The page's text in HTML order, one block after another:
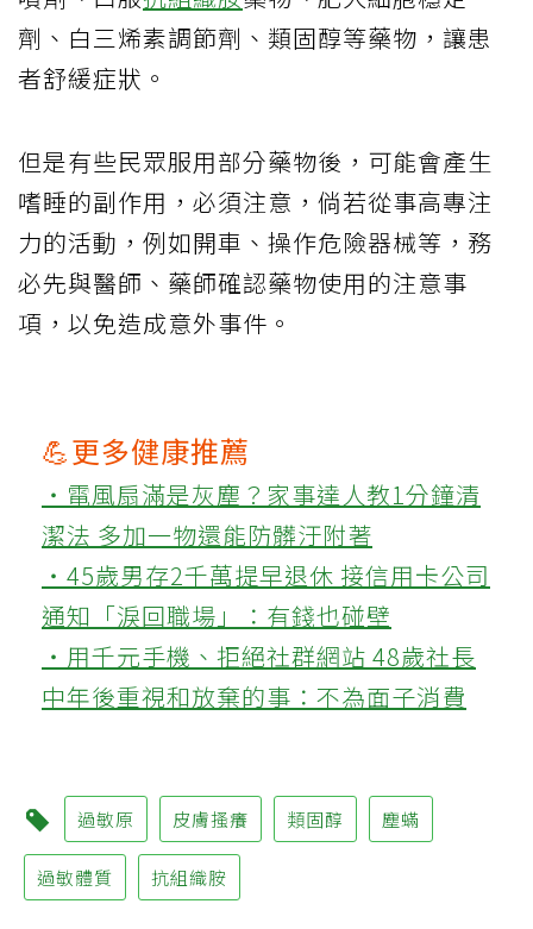
劑、白三烯素調節劑、類固醇等藥物，讓患
者舒緩症狀。
但是有些民眾服用部分藥物後，可能會產生
嗜睡的副作用，必須注意，倘若從事高專注
力的活動，例如開車、操作危險器械等，務
必先與醫師、藥師確認藥物使用的注意事
項，以免造成意外事件。
💪更多健康推薦
‧電風扇滿是灰塵？家事達人教1分鐘清
潔法 多加一物還能防髒汙附著
‧45歲男存2千萬提早退休 接信用卡公司
通知「淚回職場」：有錢也碰壁
‧用千元手機、拒絕社群網站 48歲社長
中年後重視和放棄的事：不為面子消費
過敏原 皮膚搔癢 類固醇 塵蟎
過敏體質 抗組織胺